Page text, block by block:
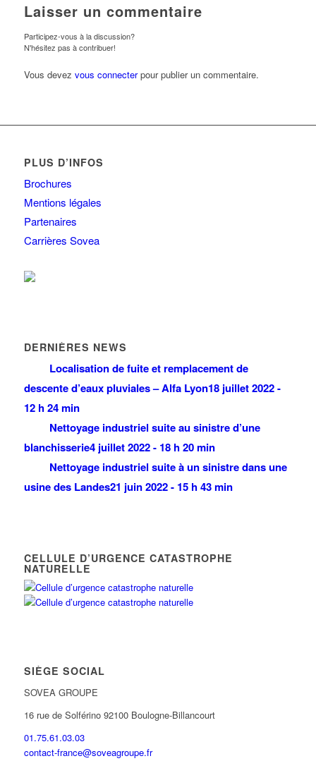
Laisser un commentaire
Participez-vous à la discussion?
N'hésitez pas à contribuer!
Vous devez vous connecterpour publier un commentaire.
PLUS D’INFOS
Brochures
Mentions légales
Partenaires
Carrières Sovea
DERNIÈRES NEWS
Localisation de fuite et remplacement de
descente d’eaux pluviales – Alfa Lyon18 juillet 2022 -
12 h 24 min
Nettoyage industriel suite au sinistre d’une
blanchisserie4 juillet 2022 - 18 h 20 min
Nettoyage industriel suite à un sinistre dans une
usine des Landes21 juin 2022 - 15 h 43 min
CELLULE D’URGENCE CATASTROPHE
NATURELLE
SIÈGE SOCIAL
SOVEA GROUPE
16 rue de Solférino 92100 Boulogne-Billancourt
01.75.61.03.03
contact-france@soveagroupe.fr